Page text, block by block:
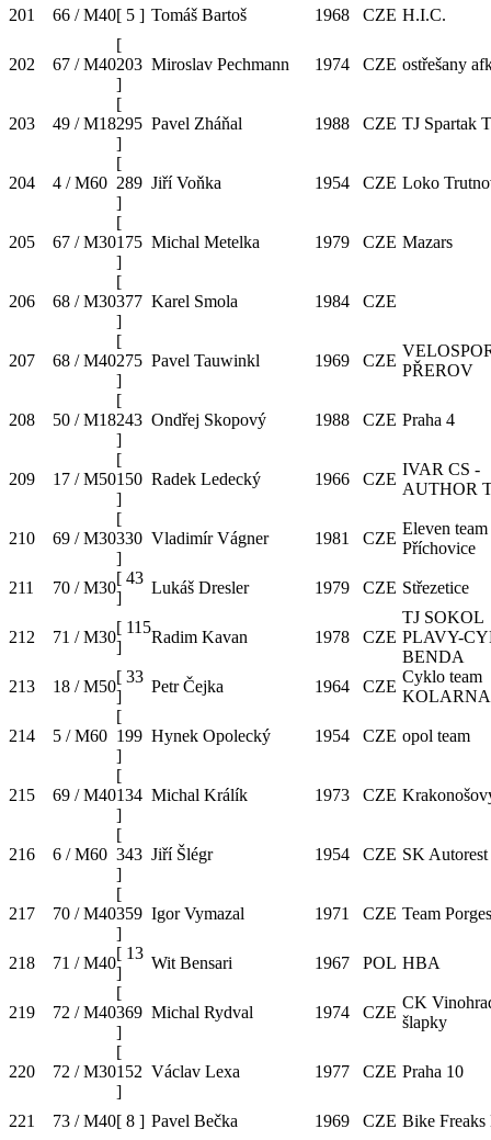
201 66 / M40[ 5 ] Tomáš Bartoš 1968 CZE H.I.C.
202 67 / M40
[
203
]
Miroslav Pechmann 1974 CZE ostřešany
203 49 / M18
[
295
]
Pavel Zháňal 1988 CZE TJ Spartak
204 4 / M60
[
289
]
Jiří Voňka 1954 CZE Loko
205 67 / M30
[
175
]
Michal Metelka 1979 CZE Mazars
206 68 / M30
[
377
]
Karel Smola 1984 CZE
207 68 / M40
[
275
]
Pavel Tauwinkl 1969 CZE
PŘEROV
208 50 / M18
[
243
]
Ondřej Skopový 1988 CZE Praha 4
209 17 / M50
[
150
]
Radek Ledecký 1966 CZE
IVAR CS -
AUTHOR
210 69 / M30
[
330
]
Vladimír Vágner 1981 CZE
Eleven team
Příchovice
211 70 / M30
[ 43
]
Lukáš Dresler 1979 CZE Střezetice
212 71 / M30
[ 115
]
Radim Kavan 1978 CZE
TJ SOKOL
PLAVY-
BENDA
213
18 / M50
[ 33
]
Petr Čejka 1964 CZE
Cyklo team
KOLARNA
214 5 / M60
[
199
]
Hynek Opolecký 1954 CZE opol team
215 69 / M40
[
134
]
Michal Králík 1973 CZE
216 6 / M60
[
343
]
Jiří Šlégr 1954 CZE SK Autorest
217 70 / M40
[
359
]
Igor Vymazal 1971 CZE Team
218 71 / M40
[ 13
]
Wit Bensari 1967 POL HBA
219 72 / M40
[
369
]
Michal Rydval 1974 CZE
CK
šlapky
220 72 / M30
[
152
]
Václav Lexa 1977 CZE Praha 10
221 73 / M40[ 8 ] Pavel Bečka 1969 CZE Bike Freaks